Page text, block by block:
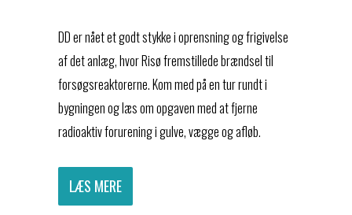
DD er nået et godt stykke i oprensning og frigivelse
af det anlæg, hvor Risø fremstillede brændsel til
forsøgsreaktorerne. Kom med på en tur rundt i
bygningen og læs om opgaven med at fjerne
radioaktiv forurening i gulve, vægge og afløb.
LÆS MERE